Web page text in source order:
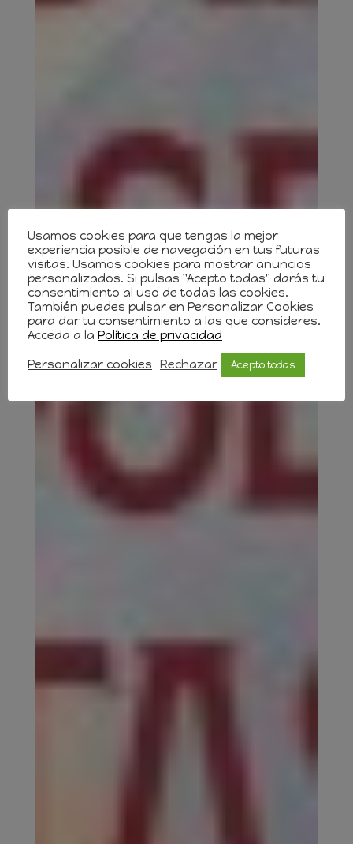
Usamos cookies para que tengas la mejor
experiencia posible de navegación en tus futuras
visitas. Usamos cookies para mostrar anuncios
personalizados. Si pulsas "Acepto todas" darás tu
consentimiento al uso de todas las cookies.
También puedes pulsar en Personalizar Cookies
para dar tu consentimiento a las que consideres.
Acceda a la Política de privacidad
Personalizar cookies Rechazar Acepto todas